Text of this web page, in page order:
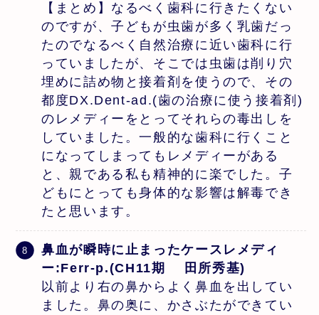
【まとめ】なるべく歯科に行きたくない
のですが、子どもが虫歯が多く乳歯だっ
たのでなるべく自然治療に近い歯科に行
っていましたが、そこでは虫歯は削り穴
埋めに詰め物と接着剤を使うので、その
都度DX.Dent-ad.(歯の治療に使う接着剤)
のレメディーをとってそれらの毒出しを
していました。一般的な歯科に行くこと
になってしまってもレメディーがある
と、親である私も精神的に楽でした。子
どもにとっても身体的な影響は解毒でき
たと思います。
鼻血が瞬時に止まったケースレメディ
ー:Ferr-p.(CH11期 田所秀基)
以前より右の鼻からよく鼻血を出してい
ました。鼻の奥に、かさぶたができてい